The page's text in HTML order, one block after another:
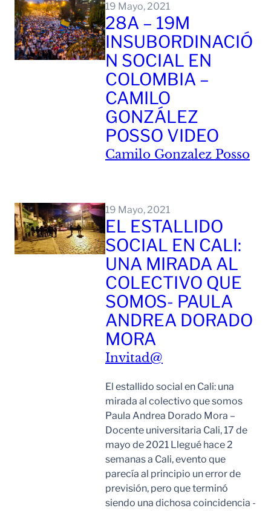
19 Mayo, 2021
28A – 19M
INSUBORDINACIÓ
N SOCIAL EN
COLOMBIA –
CAMILO
GONZÁLEZ
POSSO VIDEO
Camilo Gonzalez Posso
19 Mayo, 2021
EL ESTALLIDO
SOCIAL EN CALI:
UNA MIRADA AL
COLECTIVO QUE
SOMOS- PAULA
ANDREA DORADO
MORA
Invitad@
El estallido social en Cali: una
mirada al colectivo que somos
Paula Andrea Dorado Mora –
Docente universitaria Cali, 17 de
mayo de 2021 Llegué hace 2
semanas a Cali, evento que
parecía al principio un error de
previsión, pero que terminó
siendo una dichosa coincidencia -